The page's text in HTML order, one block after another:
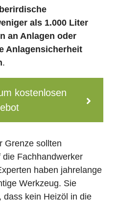
als 1.000 Liter
an Anlagen oder
Anlagensicherheit
.
kostenlosen
Grenze sollten
Fachhandwerker
haben jahrelange
Werkzeug. Sie
dass kein Heizöl in die